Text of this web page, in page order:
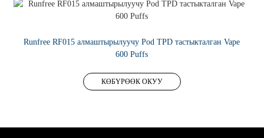
Runfree RF015 алмаштырылуучу Pod TPD тастыкталган Vape
600 Puffs
КӨБҮРӨӨК ОКУУ